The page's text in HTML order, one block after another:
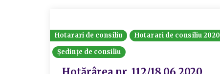
Hotarari de consiliu
Hotarari de consiliu 2020
Ședințe de consiliu